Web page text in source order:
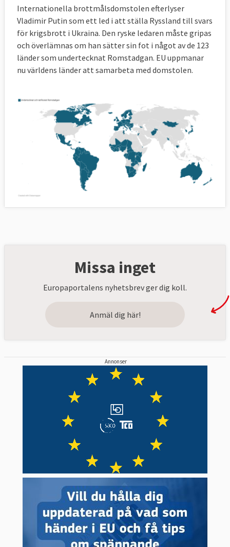
Internationella brottmålsdomstolen efterlyser
Vladimir Putin som ett led i att ställa Ryssland till svars
för krigsbrott i Ukraina. Den ryske ledaren måste gripas
och överlämnas om han sätter sin fot i något av de 123
länder som undertecknat Romstadgan. EU uppmanar
nu världens länder att samarbeta med domstolen.
Missa inget
Europaportalens nyhetsbrev ger dig koll.
Anmäl dig här!
Annonser